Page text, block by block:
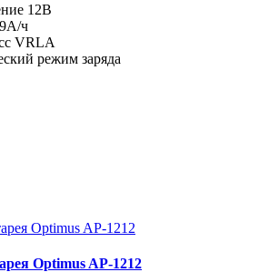
12B
ч
VRLA
режим заряда
Optimus AP-1212